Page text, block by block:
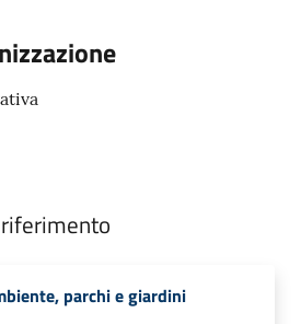
parchi e giardini